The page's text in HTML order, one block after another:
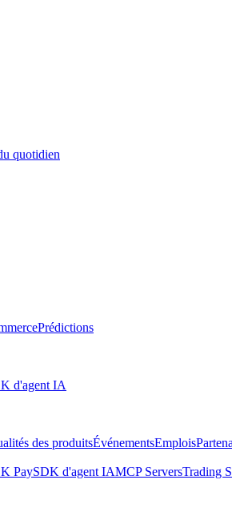
quotidien
Prédictions
d'agent IA
des produitsÉvénementsEmplois
PaySDK d'agent IAMCP ServersTrading